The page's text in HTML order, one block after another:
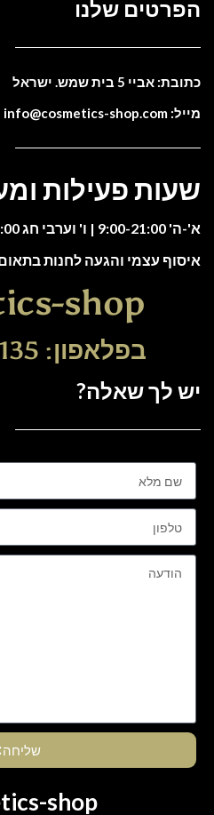
הפרטים שלנו
כתובת: אביי 5 בית שמש. ישראל
מייל: info@cosmetics-shop.com
שעות פעילות
א'-ה' 9:00-21:00 | ו' וערבי חג 9:00-13:00
איסוף עצמי והגעה לחנות
shop
בפלאפון: 051-5588135
יש לך שאלה?
שליחה
shop